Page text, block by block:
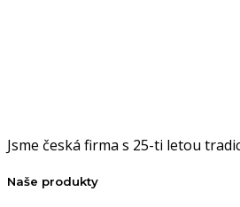
Jsme česká firma s 25-ti letou
Naše produkty